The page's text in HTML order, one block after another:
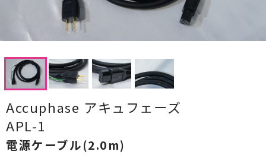
CDプレーヤー・レシーバー
ネットワークプレーヤー・D/Aコンバーター
レコードプレーヤー
スピーカー
オーディオアクセサリー
Accuphase アキュフェーズ
APL-1
電源ケーブル(2.0m)